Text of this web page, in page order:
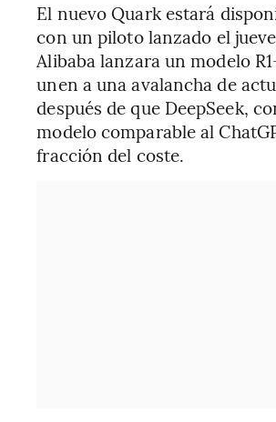
El nuevo Quark estará
con un piloto lanzado el
Alibaba lanzara un modelo
unen a una avalancha de
después de que DeepSeek,
modelo comparable al
fracción del coste.